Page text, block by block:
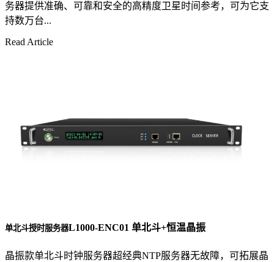
务器提供准确、可靠和安全的高精度卫星时间参考，可为它支
持数万台...
Read Article
单北斗授时服务器L1000-ENC01 单北斗+恒温晶振
晶振款单北斗时钟服务器超经典NTP服务器无故障，可拓展晶